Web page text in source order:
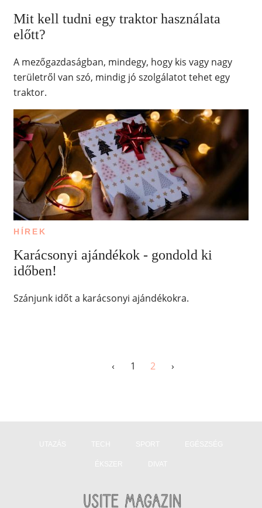
Mit kell tudni egy traktor használata
előtt?
A mezőgazdaságban, mindegy, hogy kis vagy nagy
területről van szó, mindig jó szolgálatot tehet egy
traktor.
HÍREK
Karácsonyi ajándékok - gondold ki
időben!
Szánjunk időt a karácsonyi ajándékokra.
‹ 1 2 ›